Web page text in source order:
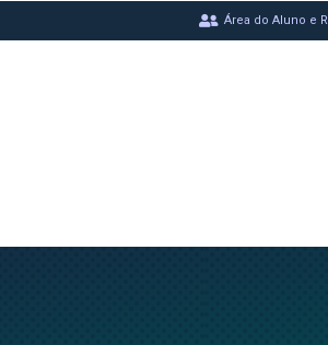
Área do Aluno e